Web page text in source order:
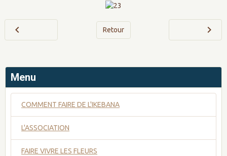
Retour
Menu
COMMENT FAIRE DE L'IKEBANA
L'ASSOCIATION
FAIRE VIVRE LES FLEURS